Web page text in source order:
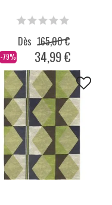
-79%
Dès 165,00 €
34,99 €